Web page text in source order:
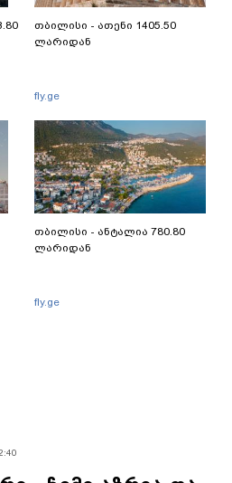
თბილისი - ათენი 1405.50
ლარიდან
fly.ge
თბილისი - ანტალია 780.80
ლარიდან
fly.ge